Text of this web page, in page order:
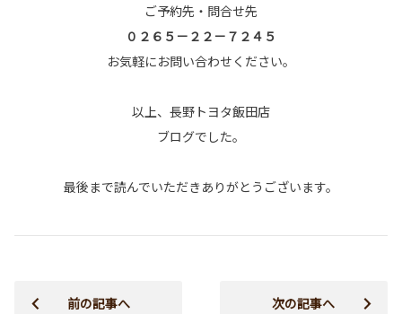
ご予約先・問合せ先
０２６５－２２－７２４５
お気軽にお問い合わせください。
以上、長野トヨタ飯田店
ブログでした。
最後まで読んでいただきありがとうございます。
前の記事へ 次の記事へ